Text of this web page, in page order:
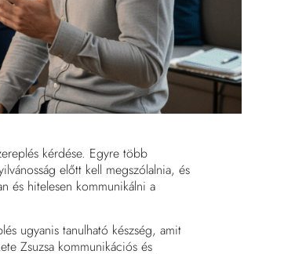
kérdése. Egyre több
előtt kell megszólalnia, és
és hitelesen kommunikálni a
ugyanis tanulható készség, amit
Zsuzsa kommunikációs és